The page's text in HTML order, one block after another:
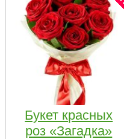
Букет красных
роз «Загадка»